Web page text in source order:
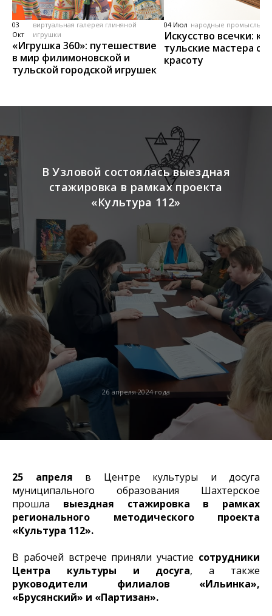
03
Окт
виртуальная галерея глиняной
игрушки
«Игрушка 360»: путешествие
в мир филимоновской и
тульской городской игрушек
04 Июл народные промыслы,
Искусство всечки: как
тульские мастера
красоту
26 апреля 2024 года
В Узловой состоялась выездная
стажировка в рамках проекта
«Культура 112»
25 апреля в Центре культуры и досуга
муниципального образования Шахтерское
прошла выездная стажировка в рамках
регионального методического проекта
«Культура 112».
В рабочей встрече приняли участие сотрудники
Центра культуры и досуга, а также
руководители филиалов «Ильинка»,
«Брусянский» и «Партизан».